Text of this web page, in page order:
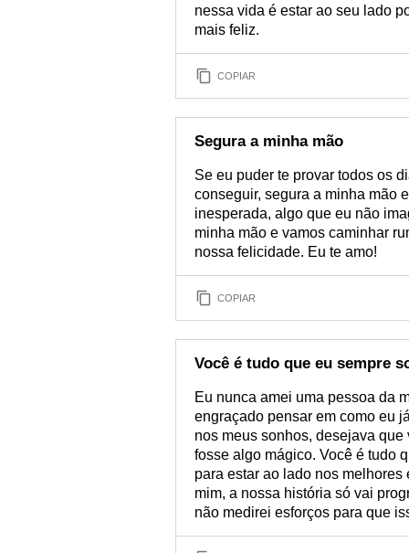
nessa vida é estar ao seu lado
mais feliz.
COPIAR
Segura a minha mão
Se eu puder te provar todos os
conseguir, segura a minha mão
inesperada, algo que eu não
minha mão e vamos caminhar
nossa felicidade. Eu te amo!
COPIAR
Você é tudo que eu sempre
Eu nunca amei uma pessoa da
engraçado pensar em como eu
nos meus sonhos, desejava
fosse algo mágico. Você é tudo
para estar ao lado nos
mim, a nossa história só vai
não medirei esforços para que